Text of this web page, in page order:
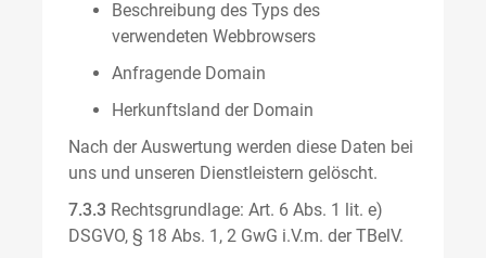
Beschreibung des Typs des
verwendeten Webbrowsers
Anfragende Domain
Herkunftsland der Domain
Nach der Auswertung werden diese Daten bei
uns und unseren Dienstleistern gelöscht.
7.3.3 Rechtsgrundlage: Art. 6 Abs. 1 lit. e)
DSGVO, § 18 Abs. 1, 2 GwG i.V.m. der TBelV.